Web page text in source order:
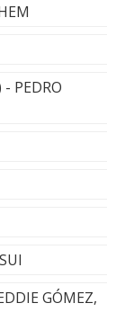
PEDRO
GÓMEZ,